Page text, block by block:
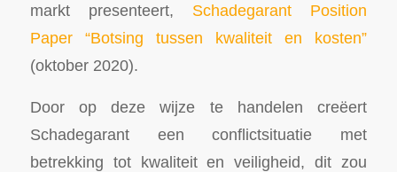
markt presenteert, Schadegarant Position
Paper “Botsing tussen kwaliteit en kosten”
(oktober 2020).
Door op deze wijze te handelen creëert
Schadegarant een conflictsituatie met
betrekking tot kwaliteit en veiligheid, dit zou